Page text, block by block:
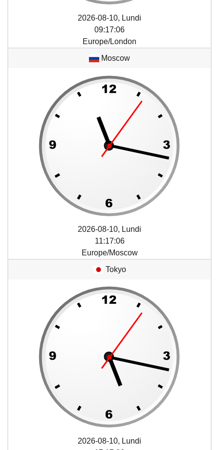
2026-08-10, Lundi
09:17:06
Europe/London
Moscow
2026-08-10, Lundi
11:17:06
Europe/Moscow
Tokyo
2026-08-10, Lundi